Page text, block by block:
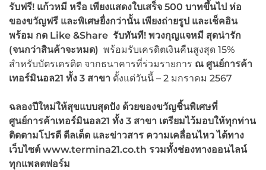
รับฟรี! แก้วหมี หรือ เพียงแสดงใบเสร็จ 500 บาทขึ้นไป ห่อ
ของขวัญฟรี และพิเศษยื่งกว่านั้น เพียงถ่ายรูป และเช็คอิน
พร้อม กด Like &Share รับทันที! พวงกุญแจหมี สุดน่ารัก
(จนกว่าสินค้าจะหมด) พร้อมรับเครดิตเงินคืนสูงสุด 15%
สำหรับบัตรเครดิต จากธนาคารที่ร่วมรายการ ณ ศูนย์การค้า
เทอร์มินอล21 ทั้ง 3 สาขา ตั้งแต่วันนี้ – 2 มกราคม 2567
ฉลองปีใหม่ให้สุขแบบสุดปัง ด้วยของขวัญชิ้นพิเศษที่
ศูนย์การค้าเทอร์มินอล21 ทั้ง 3 สาขา เตรียมไว้มอบให้ทุกท่าน
ติดตามโปรดี ดีลเด็ด และข่าวสาร ความเคลื่อนไหว ได้ทาง
เว็บไซต์ www.termina21.co.th รวมทั้งช่องทางออนไลน์
ทุกแพลตฟอร์ม